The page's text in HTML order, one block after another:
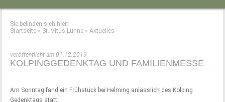
Sie befinden sich hier:
Startseite » St. Vitus Lünne »Aktuelles
veröffentlicht am 01.12.2019
KOLPINGGEDENKTAG UND FAMILIENMESSE
Am Sonntag fand ein Frühstück bei Helming anlässlich des Kolping
Gedenktags statt.